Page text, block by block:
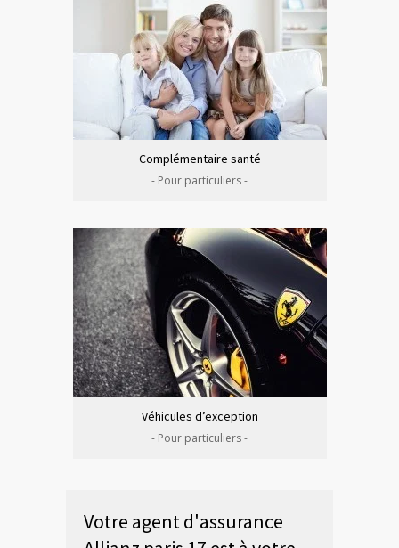
Complémentaire santé
- Pour particuliers -
Véhicules d’exception
- Pour particuliers -
Votre agent d'assurance